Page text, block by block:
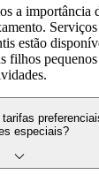
a importância
estão
filhos
especiais?